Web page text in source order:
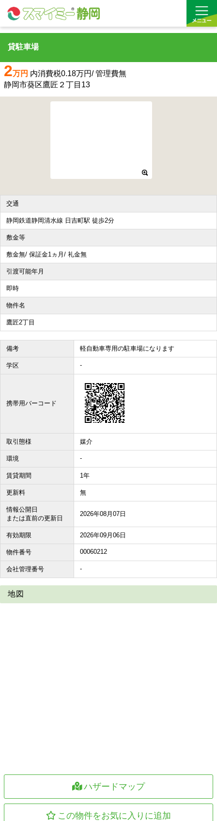
買う
収益物件
その他、こだわり条件で探す
貸駐車場
2万円 内消費税0.18万円/ 管理費無
静岡市葵区鷹匠２丁目13
交通
静岡鉄道静岡清水線 日吉町駅 徒歩2分
敷金等
敷金無/ 保証金1ヵ月/ 礼金無
引渡可能年月
即時
物件名
鷹匠2丁目
備考 軽自動車専用の駐車場になります
学区 -
携帯用バーコード
取引態様 媒介
環境 -
賃貸期間 1年
更新料 無
情報公開日
または直前の更新日
2026年08月07日
有効期限 2026年09月06日
物件番号 00060212
会社管理番号 -
地図
ハザードマップ
この物件をお気に入りに追加